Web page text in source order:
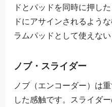
ドとパッドを同時に押し
ドにアサインされるよう
ラムパッドとして使えな
ノブ・スライダー
ノブ（エンコーダー）は
した感触です。スライダ